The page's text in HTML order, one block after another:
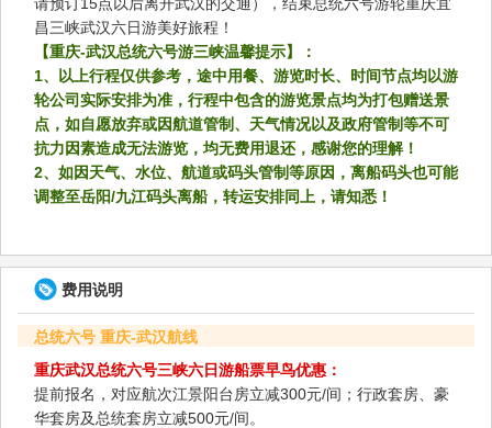
昌三峡武汉六日游美好旅程！
【重庆-武汉总统六号游三峡温馨提示】：
1、以上行程仅供参考，途中用餐、游览时长、时间节点均以游
轮公司实际安排为准，行程中包含的游览景点均为打包赠送景
点，如自愿放弃或因航道管制、天气情况以及政府管制等不可
抗力因素造成无法游览，均无费用退还，感谢您的理解！
2、如因天气、水位、航道或码头管制等原因，离船码头也可能
调整至岳阳/九江码头离船，转运安排同上，请知悉！
费用说明
总统六号 重庆-武汉航线
重庆武汉总统六号三峡六日游船票早鸟优惠：
提前报名，对应航次江景阳台房立减300元/间；行政套房、豪
华套房及总统套房立减500元/间。